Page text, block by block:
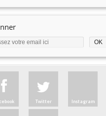
Twitter Instagram